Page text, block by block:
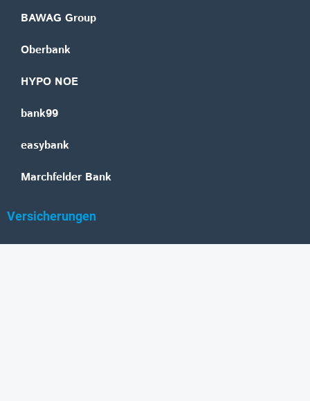
BAWAG Group
Oberbank
HYPO NOE
bank99
easybank
Marchfelder Bank
Versicherungen